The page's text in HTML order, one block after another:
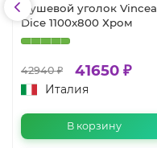
Душевой уголок Vincea
Dice 1100x800 Хром
42940 ₽ 41650 ₽
Италия
В корзину